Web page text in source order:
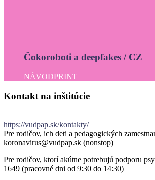
Čokoroboti a deepfakes / CZ
NÁVODPRINT
Kontakt na inštitúcie
https://vudpap.sk/kontakty/
Pre rodičov, ich deti a pedagogických
koronavirus@vudpap.sk (nonstop)
Pre rodičov, ktorí akútne potrebujú podporu
1649 (pracovné dni od 9:30 do 14:30)